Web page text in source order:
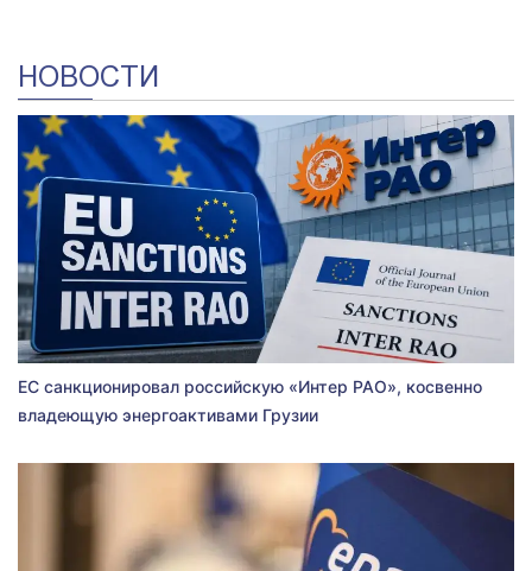
НОВОСТИ
ЕС санкционировал российскую «Интер РАО», косвенно
владеющую энергоактивами Грузии